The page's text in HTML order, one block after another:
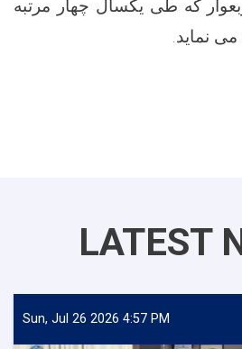
که طی یکسال چهار مرتبه
نماید.
LATEST
Sun, Jul 26 2026 4:57 PM